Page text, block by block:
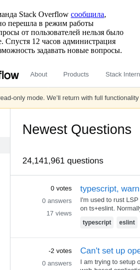
Stack Overflow сообщила,
перешла в режим работы
от пользователей нельзя было
Спустя 12 часов администрация
задавать новые вопросы.